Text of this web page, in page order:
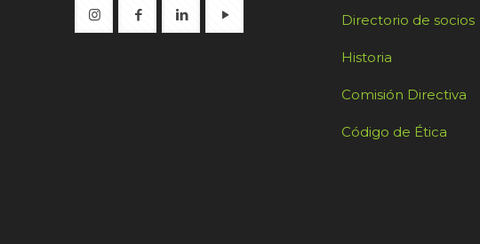
Directorio de socios
Historia
Comisión Directiva
Código de Ética